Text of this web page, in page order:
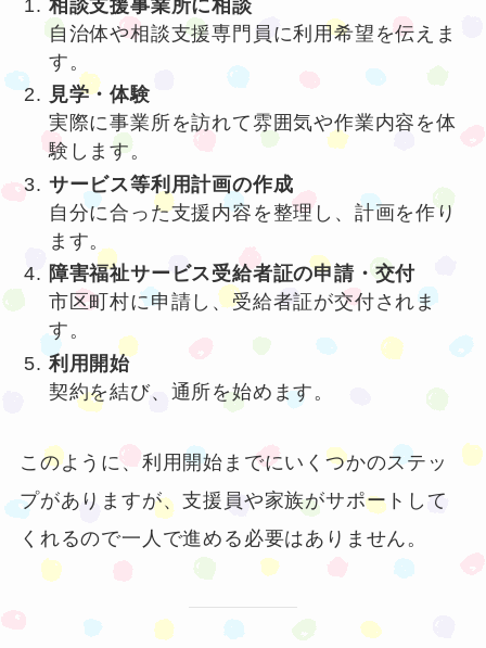
相談支援事業所に相談
自治体や相談支援専門員に利用希望を伝えま
す。
見学・体験
実際に事業所を訪れて雰囲気や作業内容を体
験します。
サービス等利用計画の作成
自分に合った支援内容を整理し、計画を作り
ます。
障害福祉サービス受給者証の申請・交付
市区町村に申請し、受給者証が交付されま
す。
利用開始
契約を結び、通所を始めます。
このように、利用開始までにいくつかのステッ
プがありますが、支援員や家族がサポートして
くれるので一人で進める必要はありません。